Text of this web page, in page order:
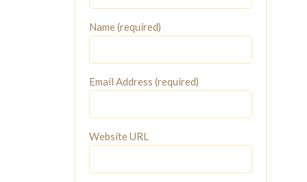
Name (required)
Email Address (required)
Website URL